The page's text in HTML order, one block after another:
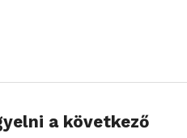
a következő